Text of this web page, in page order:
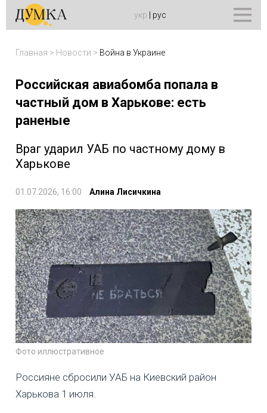
укр рус
Главная > Новости > Война в Украине
Российская авиабомба попала в
частный дом в Харькове: есть
раненые
Враг ударил УАБ по частному дому в
Харькове
01.07.2026, 16:00 Алина Лисичкина
Фото иллюстративное
Россияне сбросили УАБ на Киевский район
Харькова 1 июля.